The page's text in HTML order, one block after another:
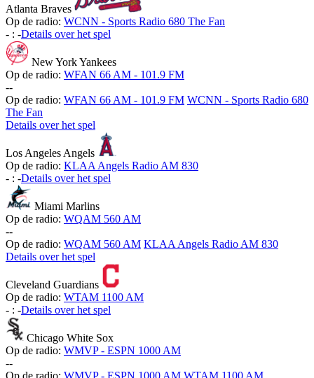
Atlanta Braves
Op de radio: WCNN - Sports Radio 680 The Fan
- : -Details over het spel
New York Yankees
Op de radio: WFAN 66 AM - 101.9 FM
--
Op de radio: WFAN 66 AM - 101.9 FM WCNN - Sports Radio 680
The Fan
Details over het spel
Los Angeles Angels
Op de radio: KLAA Angels Radio AM 830
- : -Details over het spel
Miami Marlins
Op de radio: WQAM 560 AM
--
Op de radio: WQAM 560 AM KLAA Angels Radio AM 830
Details over het spel
Cleveland Guardians
Op de radio: WTAM 1100 AM
- : -Details over het spel
Chicago White Sox
Op de radio: WMVP - ESPN 1000 AM
--